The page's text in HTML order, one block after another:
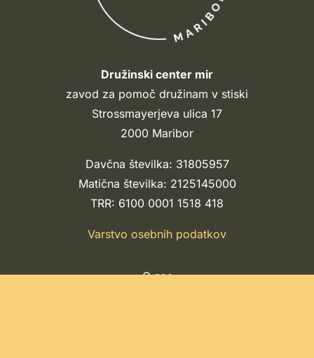
Družinski center mir
zavod za pomoč družinam v stiski
Strossmayerjeva ulica 17
2000 Maribor
Davčna številka: 31805957
Matična številka: 2125145000
TRR: 6100 0001 1518 418
Varstvo osebnih podatkov
O nas